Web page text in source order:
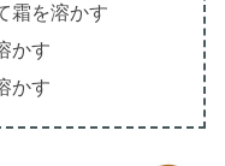
霜を溶かす
かす
かす